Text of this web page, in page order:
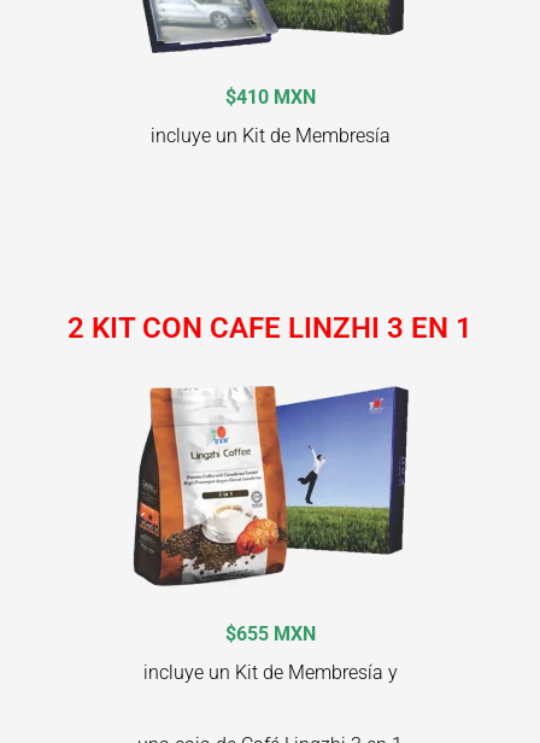
$410 MXN
incluye un Kit de Membresía
2 KIT CON CAFE LINZHI 3 EN 1
$655 MXN
incluye un Kit de Membresía y